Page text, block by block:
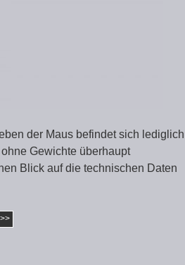
der Maus befindet sich lediglich
Gewichte überhaupt
Blick auf die technischen Daten
>>